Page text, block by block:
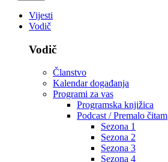
Vijesti
Vodič
Vodič
Članstvo
Kalendar događanja
Programi za vas
Programska knjižica
Podcast / Premalo čitam
Sezona 1
Sezona 2
Sezona 3
Sezona 4